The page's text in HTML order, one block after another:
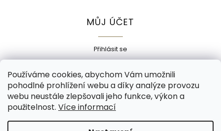
Používáme cookies, abychom Vám umožnili
pohodlné prohlížení webu a díky analýze provozu
webu neustále zlepšovali jeho funkce, výkon a
použitelnost. Více informací
MŮJ ÚČET
Přihlásit se
Registrace
Historie objednávek
Adresy
Odhlásit se
Ecokorek. Všechna práva vyhrazena.